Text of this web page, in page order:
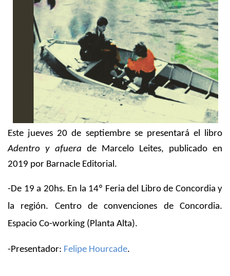
Adentro y afuera de Marcelo Leites, publicado en
2019 por Barnacle Editorial.
-De 19 a 20hs. En la 14º Feria del Libro de Concordia y
la región. Centro de convenciones de Concordia.
Espacio Co-working (Planta Alta).
-Presentador: Felipe Hourcade.